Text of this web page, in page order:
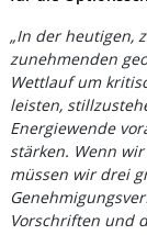
„In der heutigen,
zunehmenden
Wettlauf um
leisten,
Energiewende
stärken. Wenn
müssen wir drei
Vorschriften und